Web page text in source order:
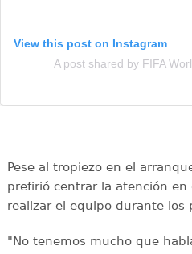
View this post on Instagram
A post shared by FIFA
Pese al tropiezo en el
prefirió centrar la atención
realizar el equipo durante los
"No tenemos mucho que